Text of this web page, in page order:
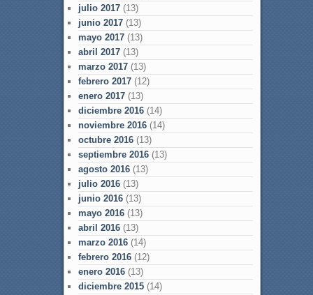
julio 2017(13)
junio 2017(13)
mayo 2017(13)
abril 2017(13)
marzo 2017(13)
febrero 2017(12)
enero 2017(13)
diciembre 2016(14)
noviembre 2016(14)
octubre 2016(13)
septiembre 2016(13)
agosto 2016(13)
julio 2016(13)
junio 2016(13)
mayo 2016(13)
abril 2016(13)
marzo 2016(14)
febrero 2016(12)
enero 2016(13)
diciembre 2015(14)